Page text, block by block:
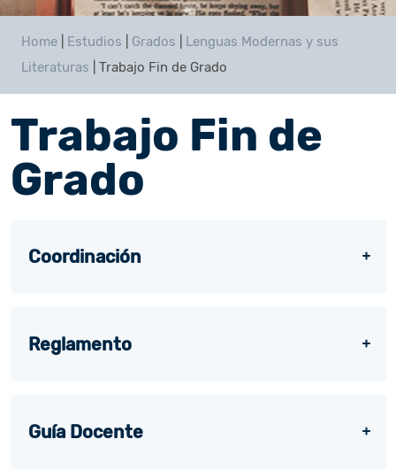
Home Estudios Grados
Lenguas Modernas y sus
Literaturas
Trabajo Fin de Grado
Trabajo Fin de
Grado
Coordinación
Reglamento
Guía Docente